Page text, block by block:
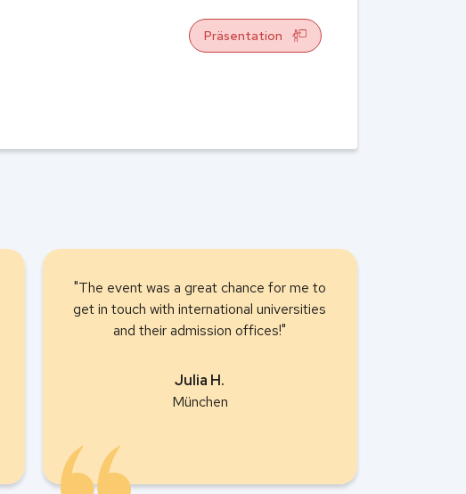
Präsentation
"The event was a great chance for me to
get in touch with international universities
and their admission offices!"
Julia H.
München